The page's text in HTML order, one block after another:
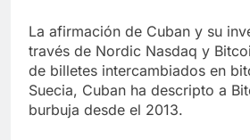
La afirmación de Cuban y su
través de Nordic Nasdaq y
de billetes intercambiados en
Suecia, Cuban ha descripto a
burbuja desde el 2013.